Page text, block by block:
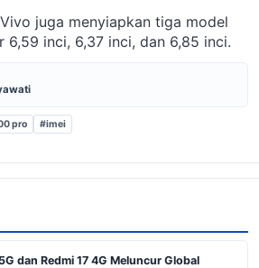
juga menyiapkan tiga model
6,59 inci, 6,37 inci, dan 6,85 inci.
pro #imei
dan Redmi 17 4G Meluncur Global